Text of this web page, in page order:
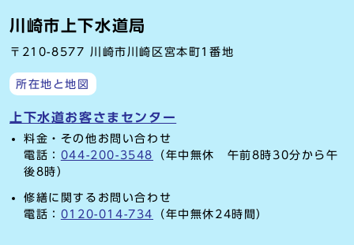
川崎市上下水道局
〒210-8577 川崎市川崎区宮本町1番地
所在地と地図
上下水道お客さまセンター
料金・その他お問い合わせ
電話： 044-200-3548
（年中無休 午前8時30分から午
後8時）
修繕に関するお問い合わせ
電話： 0120-014-734 （年中無休24時間）